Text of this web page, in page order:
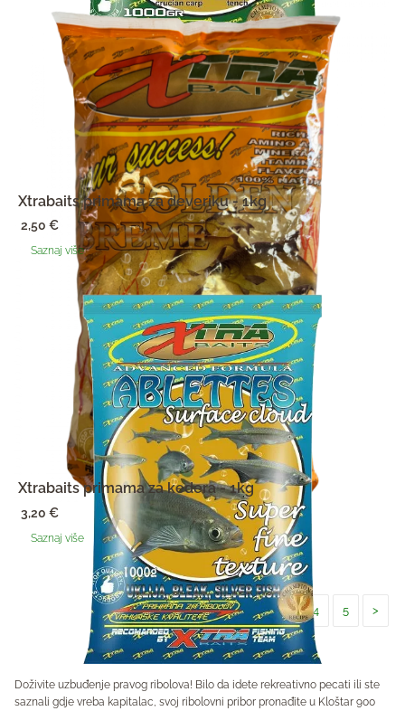
Xtrabaits primama za deveriku - 1kg
2,50€
Saznaj više
Xtrabaits primama za kedera - 1kg
3,20€
Saznaj više
< 1 2 3 4 5 >
Doživite uzbuđenje pravog ribolova! Bilo da idete rekreativno pecati ili ste
saznali gdje vreba kapitalac, svoj ribolovni pribor pronađite u Kloštar 900